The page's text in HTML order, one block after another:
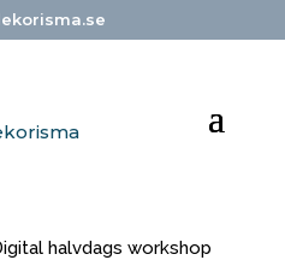
halvdags workshop